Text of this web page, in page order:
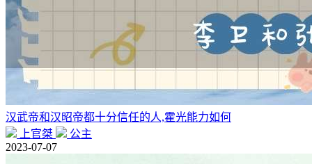
汉武帝和汉昭帝都十分信任的人,霍光能力如何
上官桀
公主
2023-07-07